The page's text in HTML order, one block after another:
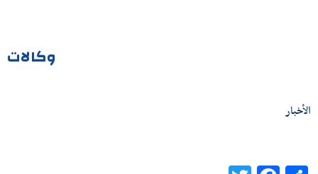
وكالات
الأخبار